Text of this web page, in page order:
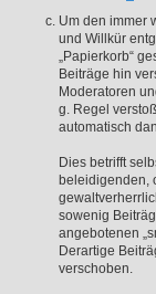
Um den immer
und Willkür
„Papierkorb“
Beiträge hin
Moderatoren
g. Regel
automatisch
Dies betrifft
beleidigenden,
sowenig
angebotenen
Derartige
verschoben.